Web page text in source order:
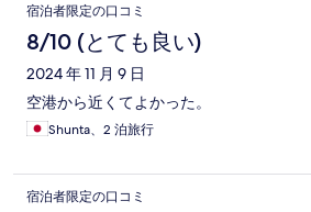
宿泊者限定の口コミ
8/10 (とても良い)
2024 年 11 月 9 日
空港から近くてよかった。
Shunta、2 泊旅行
宿泊者限定の口コミ